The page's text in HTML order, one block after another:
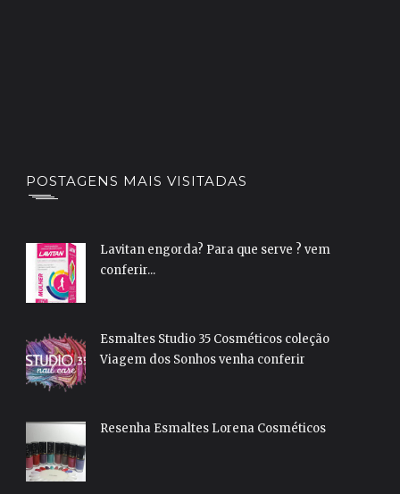
POSTAGENS MAIS VISITADAS
Lavitan engorda? Para que serve ? vem
conferir...
Esmaltes Studio 35 Cosméticos coleção
Viagem dos Sonhos venha conferir
Resenha Esmaltes Lorena Cosméticos